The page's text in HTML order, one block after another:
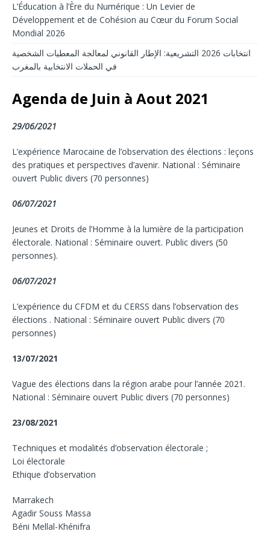
L’Éducation à l’Ère du Numérique : Un Levier de
Développement et de Cohésion au Cœur du Forum Social
Mondial 2026
انتخابات 2026 التشريعية: الإطار القانوني لمعالجة المعطيات الشخصية
في الحملات الانتخابية بالمغرب
Agenda de Juin à Aout 2021
29/06/2021
L’expérience Marocaine de l’observation des élections : leçons
des pratiques et perspectives d’avenir. National : Séminaire
ouvert Public divers (70 personnes)
06/07/2021
Jeunes et Droits de l’Homme à la lumière de la participation
électorale. National : Séminaire ouvert. Public divers (50
personnes).
06/07/2021
L’expérience du CFDM et du CERSS dans l’observation des
élections . National : Séminaire ouvert Public divers (70
personnes)
13/07/2021
Vague des élections dans la région arabe pour l’année 2021.
National : Séminaire ouvert Public divers (70 personnes)
23/08/2021
Techniques et modalités d’observation électorale ;
Loi électorale
Ethique d’observation
Marrakech
Agadir Souss Massa
Béni Mellal-Khénifra